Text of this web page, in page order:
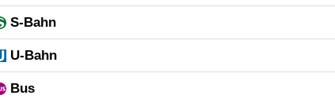
S-Bahn
U-Bahn
Bus